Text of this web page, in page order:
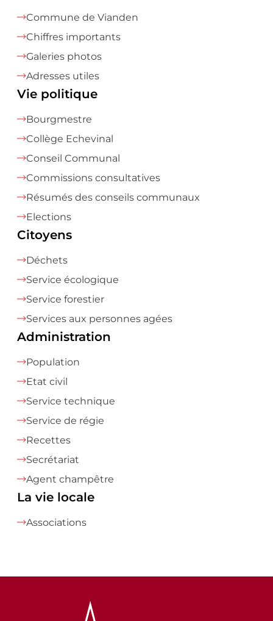
Commune de Vianden
Chiffres importants
Galeries photos
Adresses utiles
Vie politique
Bourgmestre
Collège Echevinal
Conseil Communal
Commissions consultatives
Résumés des conseils communaux
Elections
Citoyens
Déchets
Service écologique
Service forestier
Services aux personnes agées
Administration
Population
Etat civil
Service technique
Service de régie
Recettes
Secrétariat
Agent champêtre
La vie locale
Associations